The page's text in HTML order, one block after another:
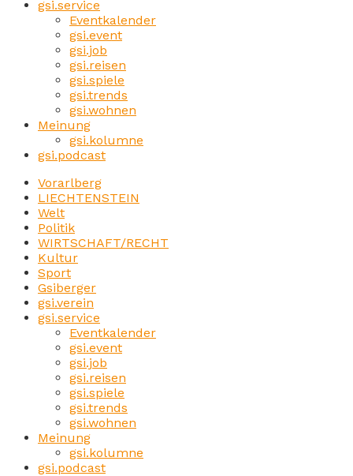
gsi.service
Eventkalender
gsi.event
gsi.job
gsi.reisen
gsi.spiele
gsi.trends
gsi.wohnen
Meinung
gsi.kolumne
gsi.podcast
Vorarlberg
LIECHTENSTEIN
Welt
Politik
WIRTSCHAFT/RECHT
Kultur
Sport
Gsiberger
gsi.verein
gsi.service
Eventkalender
gsi.event
gsi.job
gsi.reisen
gsi.spiele
gsi.trends
gsi.wohnen
Meinung
gsi.kolumne
gsi.podcast